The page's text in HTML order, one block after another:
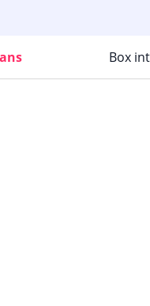
Box